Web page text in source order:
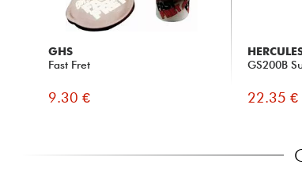
GHS
Fast Fret
9.30 €
GS200B
22.35 €